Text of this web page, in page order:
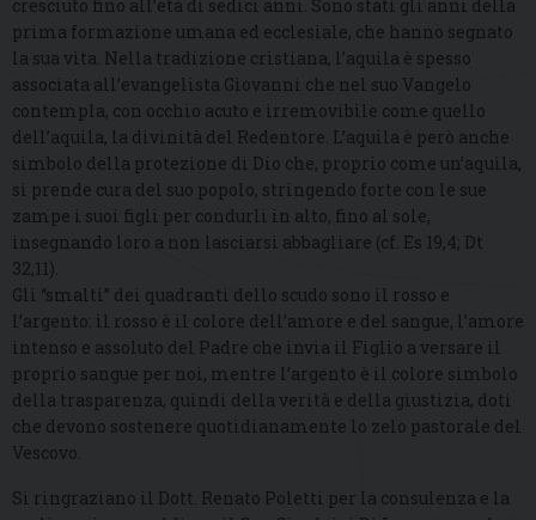
cresciuto fino all’età di sedici anni. Sono stati gli anni della
prima formazione umana ed ecclesiale, che hanno segnato
la sua vita. Nella tradizione cristiana, l’aquila è spesso
associata all’evangelista Giovanni che nel suo Vangelo
contempla, con occhio acuto e irremovibile come quello
dell’aquila, la divinità del Redentore. L’aquila è però anche
simbolo della protezione di Dio che, proprio come un’aquila,
si prende cura del suo popolo, stringendo forte con le sue
zampe i suoi figli per condurli in alto, fino al sole,
insegnando loro a non lasciarsi abbagliare (cf. Es 19,4; Dt
32,11).
Gli “smalti” dei quadranti dello scudo sono il rosso e
l’argento: il rosso è il colore dell’amore e del sangue, l’amore
intenso e assoluto del Padre che invia il Figlio a versare il
proprio sangue per noi, mentre l’argento è il colore simbolo
della trasparenza, quindi della verità e della giustizia, doti
che devono sostenere quotidianamente lo zelo pastorale del
Vescovo.
Si ringraziano il Dott. Renato Poletti per la consulenza e la